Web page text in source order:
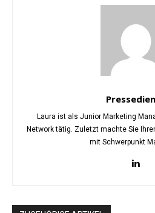
Laura ist als Junior Marketing
Network tätig. Zuletzt machte Sie
mit Schwerpunkt